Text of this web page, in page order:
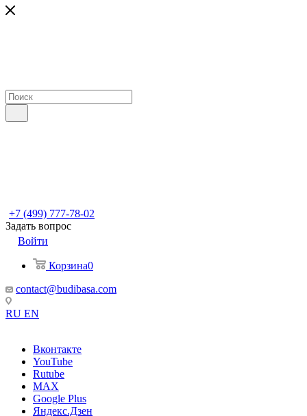
+7 (499) 777-78-02
Задать вопрос
Войти
Корзина0
contact@budibasa.com
RU EN
Вконтакте
YouTube
Rutube
MAX
Google Plus
Яндекс.Дзен